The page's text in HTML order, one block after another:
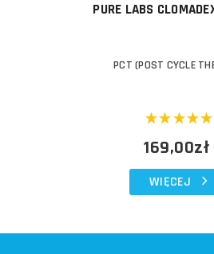
PURE LABS
PCT (POST CYCLE
169,00zł
WIĘCEJ